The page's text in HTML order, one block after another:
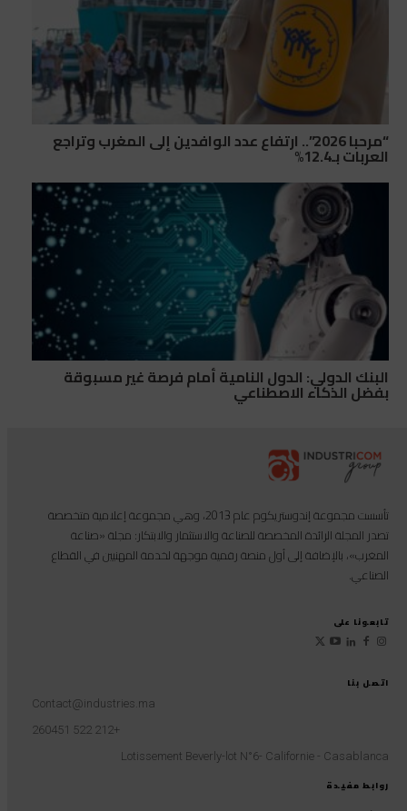
“مرحبا 2026”.. ارتفاع عدد الوافدين إلى المغرب وتراجع
العربات بـ12.4%
البنك الدولي: الدول النامية أمام فرصة غير مسبوقة
بفضل الذكاء الاصطناعي
روابط مفيدة
اتصل بنا
Contact@industries.ma
+212 522 260451
Lotissement Beverly-lot N°6- Californie - Casablanca
تأسست مجموعة إندوستريكوم عام 2013، وهي مجموعة إعلامية متخصصة
تصدر المجلة الرائدة المخصصة للصناعة والاستثمار والابتكار: مجلة «صناعة
المغرب»، بالإضافة إلى أول منصة رقمية موجهة لخدمة المهنيين في القطاع
الصناعي.
تابعونا على